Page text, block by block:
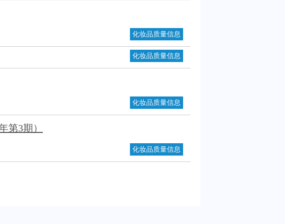
化妆品质量信息
化妆品质量信息
化妆品质量信息
第3期）
化妆品质量信息